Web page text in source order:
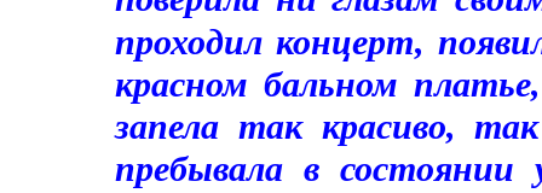
проходил концерт,
красном бальном
запела так красиво,
пребывала в